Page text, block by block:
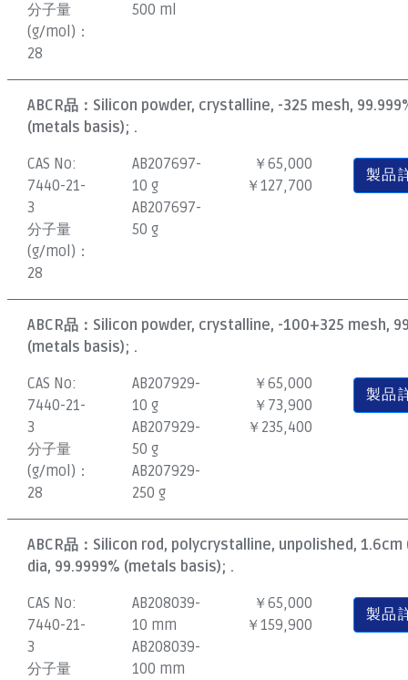
分子量
(g/mol)：
28
500 ml
ABCR品： Silicon powder, crystalline, -325 mesh,
(metals basis); .
CAS No:
7440-21-
3
分子量
(g/mol)：
28
AB207697-
10 g
AB207697-
50 g
￥65,000
￥127,700
製品
ABCR品： Silicon powder, crystalline, -100+325 mesh,
(metals basis); .
CAS No:
7440-21-
3
分子量
(g/mol)：
28
AB207929-
10 g
AB207929-
50 g
AB207929-
250 g
￥65,000
￥73,900
￥235,400
製品
ABCR品： Silicon rod, polycrystalline, unpolished, 1.6cm
dia, 99.9999% (metals basis); .
CAS No:
7440-21-
3
分子量
AB208039-
10 mm
AB208039-
100 mm
￥65,000
￥159,900
製品